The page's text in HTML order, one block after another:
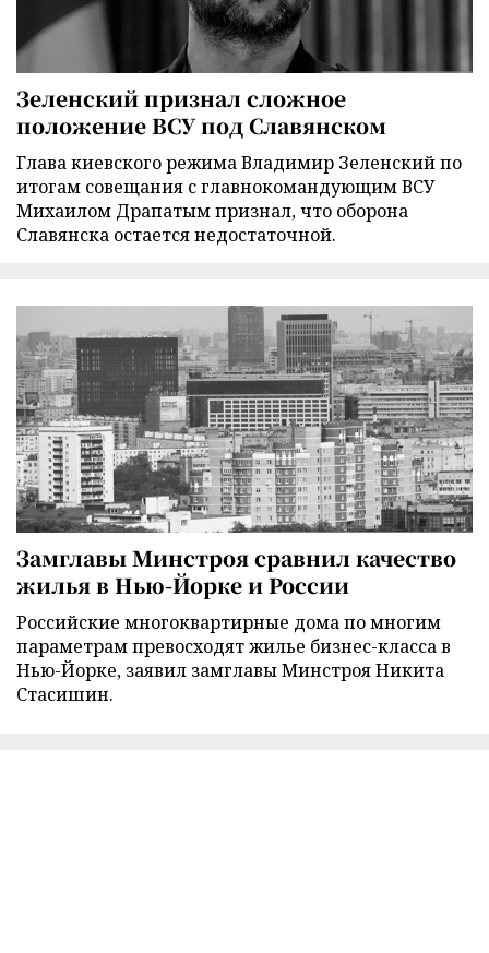
Зеленский признал сложное
положение ВСУ под Славянском
Глава киевского режима Владимир Зеленский по
итогам совещания с главнокомандующим ВСУ
Михаилом Драпатым признал, что оборона
Славянска остается недостаточной.
Замглавы Минстроя сравнил качество
жилья в Нью-Йорке и России
Российские многоквартирные дома по многим
параметрам превосходят жилье бизнес-класса в
Нью-Йорке, заявил замглавы Минстроя Никита
Стасишин.